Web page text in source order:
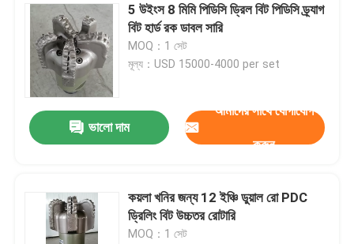
5 উইংস 8 মিমি পিডিসি ড্রিল বিট পিডিসি ড্র্যাগ
বিট হার্ড রক ডাবল সারি
MOQ：1 সেট
মূল্য：USD 15000-4000 per set
ভালো দাম
আমাদের সাথে যোগাযোগ
করুন
কয়লা খনির জন্য 12 ইঞ্চি ডুয়াল রো PDC
ড্রিলিং বিট উচ্চতর রোটারি
MOQ：1 সেট